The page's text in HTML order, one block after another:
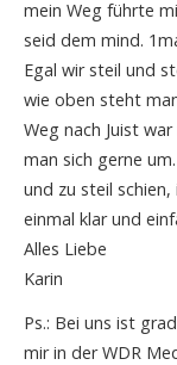
mein Weg führte
seid dem mind.
Egal wir steil und
wie oben steht
Weg nach Juist
man sich gerne
und zu steil
einmal klar und
Alles Liebe
Karin
Ps.: Bei uns ist
mir in der WDR